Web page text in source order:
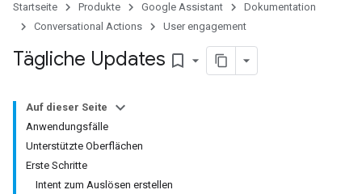
Startseite Produkte Google Assistant
Dokumentation
Conversational Actions
User engagement
Tägliche Updates bookmark_border
Auf dieser Seite
Anwendungsfälle
Unterstützte Oberflächen
Erste Schritte
Intent zum Auslösen erstellen